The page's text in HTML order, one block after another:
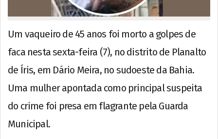
Um vaqueiro de 45 anos foi morto a golpes de
faca nesta sexta-feira (7), no distrito de Planalto
de Íris, em Dário Meira, no sudoeste da Bahia.
Uma mulher apontada como principal suspeita
do crime foi presa em flagrante pela Guarda
Municipal.